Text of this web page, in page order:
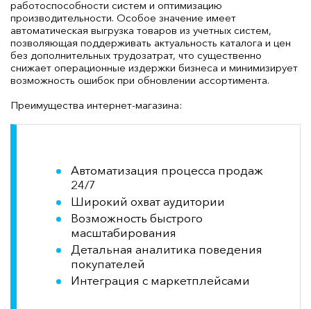
работоспособности систем и оптимизацию
производительности. Особое значение имеет
автоматическая выгрузка товаров из учетных систем,
позволяющая поддерживать актуальность каталога и цен
без дополнительных трудозатрат, что существенно
снижает операционные издержки бизнеса и минимизирует
возможность ошибок при обновлении ассортимента.
Преимущества интернет-магазина:
Автоматизация процесса продаж
24/7
Широкий охват аудитории
Возможность быстрого
масштабирования
Детальная аналитика поведения
покупателей
Интеграция с маркетплейсами